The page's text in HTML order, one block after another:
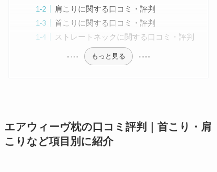
肩こりに関する口コミ・評判
首こりに関する口コミ・評判
ストレートネックに関する口コミ・評判
もっと見る
エアウィーヴ枕の口コミ評判｜首こり・肩
こりなど項目別に紹介